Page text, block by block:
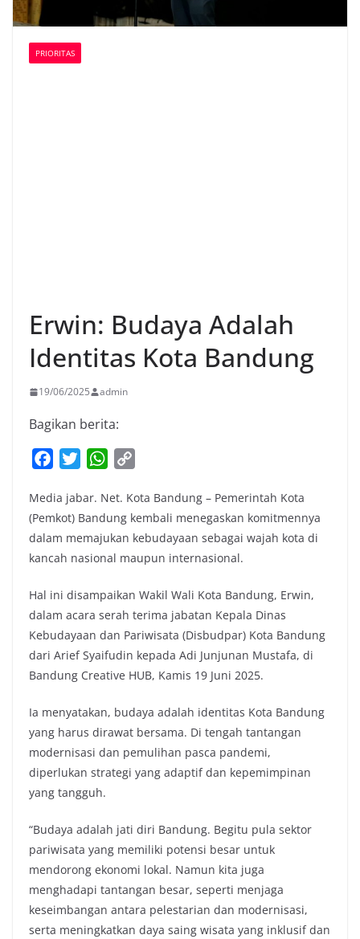
PRIORITAS
Erwin: Budaya Adalah
Identitas Kota Bandung
19/06/2025 admin
Bagikan berita:
c
e
b
o
k
i
t
t
e
W
a
t
s
A
p
p
y
L
i
k
Media jabar. Net. Kota Bandung – Pemerintah Kota
(Pemkot) Bandung kembali menegaskan komitmennya
dalam memajukan kebudayaan sebagai wajah kota di
kancah nasional maupun internasional.
Hal ini disampaikan Wakil Wali Kota Bandung, Erwin,
dalam acara serah terima jabatan Kepala Dinas
Kebudayaan dan Pariwisata (Disbudpar) Kota Bandung
dari Arief Syaifudin kepada Adi Junjunan Mustafa, di
Bandung Creative HUB, Kamis 19 Juni 2025.
Ia menyatakan, budaya adalah identitas Kota Bandung
yang harus dirawat bersama. Di tengah tantangan
modernisasi dan pemulihan pasca pandemi,
diperlukan strategi yang adaptif dan kepemimpinan
yang tangguh.
“Budaya adalah jati diri Bandung. Begitu pula sektor
pariwisata yang memiliki potensi besar untuk
mendorong ekonomi lokal. Namun kita juga
menghadapi tantangan besar, seperti menjaga
keseimbangan antara pelestarian dan modernisasi,
serta meningkatkan daya saing wisata yang inklusif dan